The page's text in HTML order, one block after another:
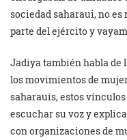
sociedad saharaui, no
parte del ejército y
Jadiya también habla de
los movimientos de
saharauis, estos
escuchar su voz y
con organizaciones de